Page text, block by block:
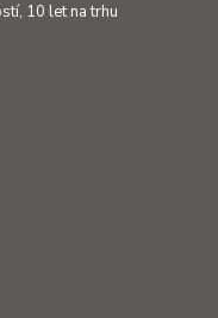
10 let na trhu